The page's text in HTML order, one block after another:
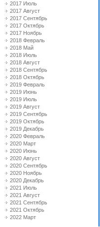
2017 Июль
2017 Август
2017 Сентябрь
2017 Октябрь
2017 Ноябрь
2018 Февраль
2018 Май
2018 Июль
2018 Август
2018 Сентябрь
2018 Октябрь
2019 Февраль
2019 Июнь
2019 Июль
2019 Август
2019 Сентябрь
2019 Октябрь
2019 Декабрь
2020 Февраль
2020 Март
2020 Июнь
2020 Август
2020 Сентябрь
2020 Ноябрь
2020 Декабрь
2021 Июль
2021 Август
2021 Сентябрь
2021 Октябрь
2022 Март